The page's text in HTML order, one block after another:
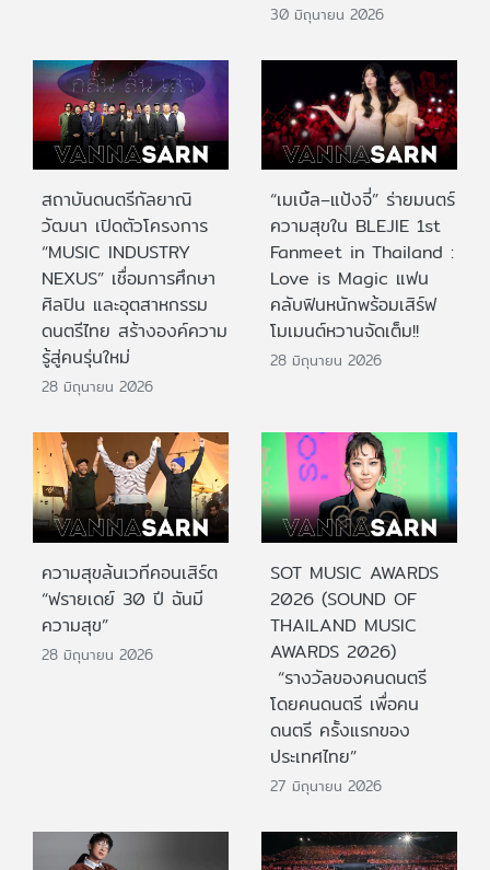
30 มิถุนายน 2026
สถาบันดนตรีกัลยาณิ
วัฒนา เปิดตัวโครงการ
“MUSIC INDUSTRY
NEXUS” เชื่อมการศึกษา
ศิลปิน และอุตสาหกรรม
ดนตรีไทย สร้างองค์ความ
รู้สู่คนรุ่นใหม่
28 มิถุนายน 2026
“เมเบิ้ล–แป้งจี่” ร่ายมนตร์
ความสุขใน BLEJIE 1st
Fanmeet in Thailand :
Love is Magic แฟน
คลับฟินหนักพร้อมเสิร์ฟ
โมเมนต์หวานจัดเต็ม!!
28 มิถุนายน 2026
ความสุขล้นเวทีคอนเสิร์ต
“ฟรายเดย์ 30 ปี ฉันมี
ความสุข”
28 มิถุนายน 2026
SOT MUSIC AWARDS
2026 (SOUND OF
THAILAND MUSIC
AWARDS 2026)
“รางวัลของคนดนตรี
โดยคนดนตรี เพื่อคน
ดนตรี ครั้งแรกของ
ประเทศไทย”
27 มิถุนายน 2026